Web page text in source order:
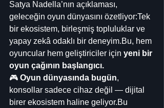
Satya Nadella’nın açıklaması,
geleceğin oyun dünyasını özetliyor:Tek
bir ekosistem, birleşmiş topluluklar ve
yapay zekâ odaklı bir deneyim.Bu, hem
oyuncular hem geliştiriciler için yeni bir
oyun çağının başlangıcı.
🎮 Oyun dünyasında bugün,
konsollar sadece cihaz değil — dijital
birer ekosistem haline geliyor.Bu